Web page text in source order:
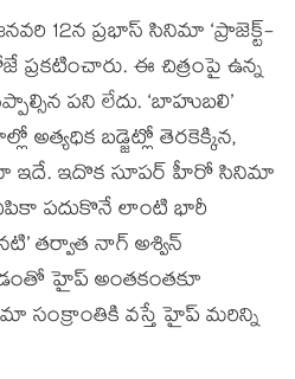
12న ప్రభాస్ సినిమా ‘ప్రాజెక్ట్-
ప్రకటించారు. ఈ చిత్రంపై ఉన్న
పని లేదు. ‘బాహుబలి’
అత్యధిక బడ్జెట్లో తెరకెక్కిన,
ఇదే. ఇదొక సూపర్ హీరో సినిమా
పదుకొనే లాంటి భారీ
తర్వాత నాగ్ అశ్విన్
హైప్ అంతకంతకూ
వస్తే హైప్ మరిన్ని